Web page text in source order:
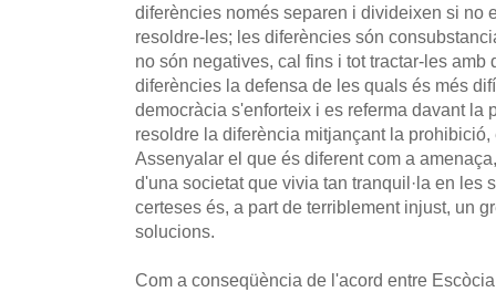
diferències només separen i divideixen si no
resoldre-les; les diferències són
no són negatives, cal fins i tot tractar-les amb
diferències la defensa de les quals és més
democràcia s'enforteix i es referma davant la
resoldre la diferència mitjançant la
Assenyalar el que és diferent com a
d'una societat que vivia tan tranquil·la en les
certeses és, a part de terriblement injust, un
solucions.
Com a conseqüència de l'acord entre